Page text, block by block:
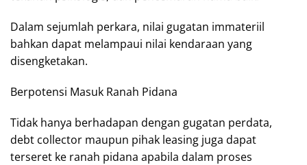
Dalam sejumlah perkara, nilai gugatan immateriil
bahkan dapat melampaui nilai kendaraan yang
disengketakan.
Berpotensi Masuk Ranah Pidana
Tidak hanya berhadapan dengan gugatan perdata,
debt collector maupun pihak leasing juga dapat
terseret ke ranah pidana apabila dalam proses